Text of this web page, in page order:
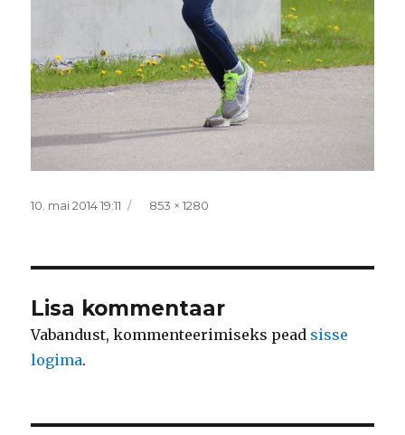
Postitatud
10. mai 2014 19:11 Täissuurus
853 × 1280
Lisa kommentaar
Vabandust, kommenteerimiseks pead sisse
logima.